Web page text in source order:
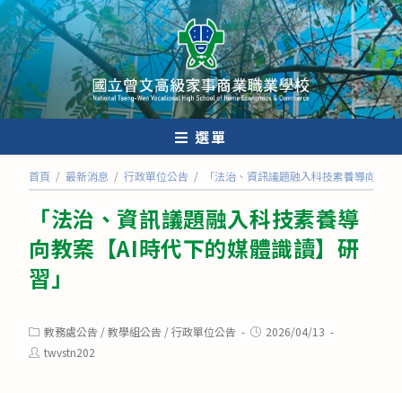
跳
轉
至
主
要
內
選單
首頁 / 最新消息 / 行政單位公告 / 「法治、資訊議題融入科技素養導向教
「法治、資訊議題融入科技素養導
向教案【AI時代下的媒體識讀】研
習」
Post
category:
教務處公告 /教學組公告 /行政單位公告
Post2026/04/13
Posttwvstn202